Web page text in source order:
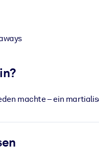
machte – ein